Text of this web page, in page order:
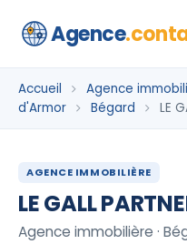
Agence
Accueil Agence
d'Armor
Bégard LE
AGENCE IMMOBILIÈRE
LE GALL
Agence immobilière ·